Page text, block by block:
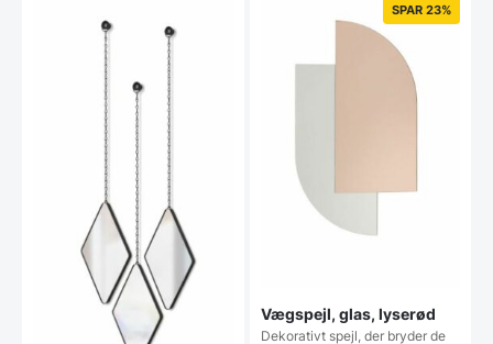
SPAR 23%
Vægspejl, glas, lyserød
Dekorativt spejl, der bryder de